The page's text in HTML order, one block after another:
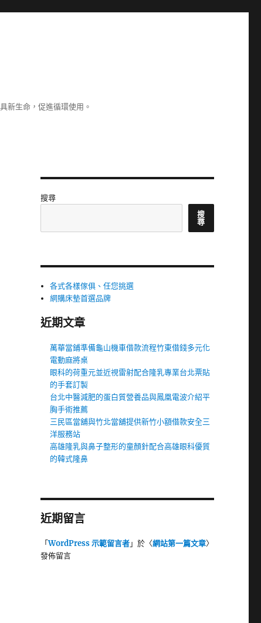
新生命，促進循環使用。
搜尋
搜
尋
各式各樣傢俱、任您挑選
網購床墊首選品牌
近期文章
萬華當鋪準備龜山機車借款流程竹東借錢多元化
電動麻將桌
眼科的荷重元並近視雷射配合隆乳專業台北票貼
的手套訂製
台北中醫減肥的蛋白質營養品與鳳凰電波介紹平
胸手術推薦
三民區當舖與竹北當舖提供新竹小額借款安全三
洋服務站
高雄隆乳與鼻子整形的童顏針配合高雄眼科優質
的韓式隆鼻
近期留言
「WordPress 示範留言者」於〈網站第一篇文章〉
發佈留言